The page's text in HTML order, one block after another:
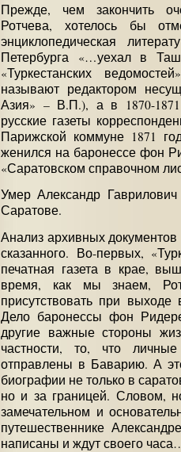
Прежде, чем закончить
Ротчева, хотелось бы
энциклопедическая
Петербурга «…уехал в
«Туркестанских
называют редактором
Азия» – В.П.), а в 1870-
русские газеты
Парижской коммуне 1871
женился на баронессе фон
«Саратовском справочном
Умер Александр
Саратове.
Анализ архивных документов
сказанного. Во-первых,
печатная газета в крае,
время, как мы знаем,
присутствовать при
Дело баронессы фон
другие важные стороны
частности, то, что
отправлены в Баварию. А
биографии не только в
но и за границей. Словом,
замечательном и
путешественнике
написаны и ждут своего